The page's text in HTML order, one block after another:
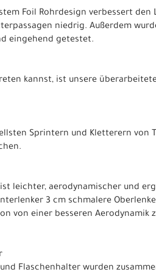
Foil Rohrdesign verbessert
niedrig. Außerdem
eingehend getestet.
kannst, ist unsere
Sprintern und Kletterern von
leichter, aerodynamischer und
3 cm schmalere
von einer besseren
Flaschenhalter wurden